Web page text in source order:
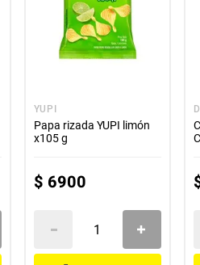
YUPI
Papa rizada YUPI limón
x105 g
$ 6900